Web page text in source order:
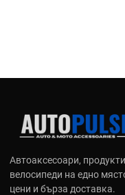
Автоаксесоари,
велосипеди на едно
цени и бърза доставка.